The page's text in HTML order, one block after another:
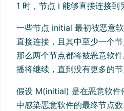
1 时，节点 i 能够直接连接到
一些节点 initial 最初被恶意
直接连接，且其中至少一个
那么两个节点都将被恶意软
播将继续，直到没有更多的节
假设 M(initial) 是在恶意软件
中感染恶意软件的最终节点数